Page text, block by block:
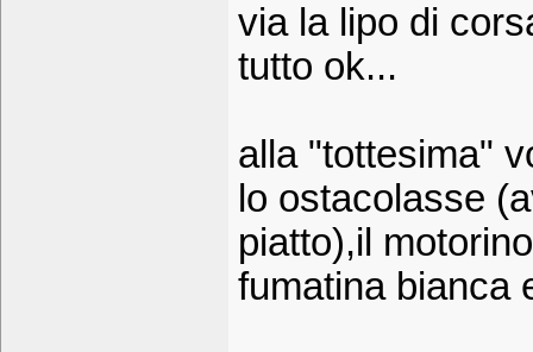
via la lipo di
tutto ok...
alla "tottesima"
lo ostacolasse
piatto),il
fumatina bianca